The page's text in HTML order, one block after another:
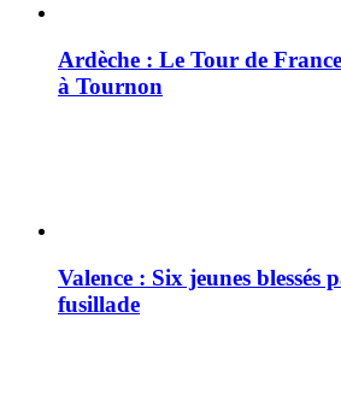
Ardèche : Le Tour de
à Tournon
Valence : Six jeunes blessés
fusillade